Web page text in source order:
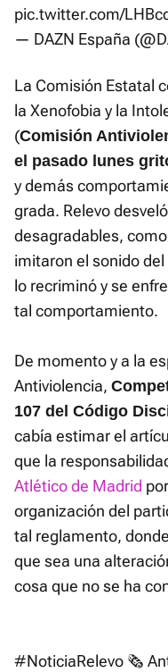
pic.twitter.com/
— DAZN España
La Comisión Estatal
la Xenofobia y la
(Comisión
el pasado lunes
y demás
grada. Relevo
desagradables,
imitaron el sonido
lo recriminó y se
tal comportamiento.
De momento y a la
Antiviolencia,
107 del Código
cabía estimar el
que la
Atlético de Madrid
organización del
tal reglamento,
que sea una
cosa que no se ha
#NoticiaRelevo 🗞️